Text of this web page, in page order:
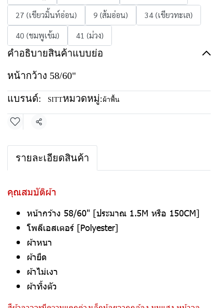
27 (เขียวมิ้นท์อ่อน)
9 (ส้มอ่อน)
34 (เขียวทะเล)
40 (ชมพูเข้ม)
41 (ม่วง)
คำอธิบายสินค้าแบบย่อ
หน้ากว้าง 58/60"
แบรนด์: SITTหมวดหมู่: ผ้าพื้น
แชร์
รายละเอียดสินค้า
คุณสมบัติผ้า
หน้ากว้าง 58/60" [ประมาณ 1.5M หรือ 150CM]
โพลีเอสเตอร์ [Polyester]
ผ้าหนา
ผ้ายืด
ผ้าไม่เงา
ผ้าทิ้งตัว